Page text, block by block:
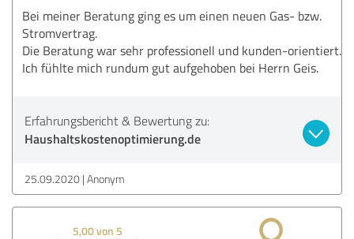
Bei meiner Beratung ging es um einen neuen Gas- bzw.
Stromvertrag.
Die Beratung war sehr professionell und kunden-orientiert.
Ich fühlte mich rundum gut aufgehoben bei Herrn Geis.
Erfahrungsbericht & Bewertung zu:
Haushaltskostenoptimierung.de
25.09.2020 Anonym
5,00 von 5